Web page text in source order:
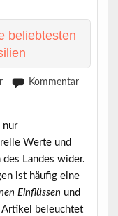
beliebtesten
Kommentar
nur
Werteund
Landes wider.
ist häufig eine
Einflüssen und
Artikel beleuchtet